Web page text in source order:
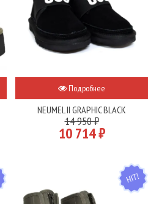
Подробнее
NEUMEL II GRAPHIC BLACK
14 950 ₽
10 714 ₽
HIT